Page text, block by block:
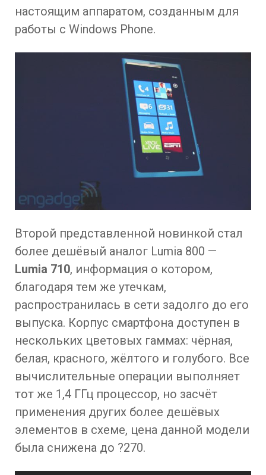
настоящим аппаратом, созданным для
работы с Windows Phone.
Второй представленной новинкой стал
более дешёвый аналог Lumia 800 —
Lumia 710, информация о котором,
благодаря тем же утечкам,
распространилась в сети задолго до его
выпуска. Корпус смартфона доступен в
нескольких цветовых гаммах: чёрная,
белая, красного, жёлтого и голубого. Все
вычислительные операции выполняет
тот же 1,4 ГГц процессор, но засчёт
применения других более дешёвых
элементов в схеме, цена данной модели
была снижена до ?270.